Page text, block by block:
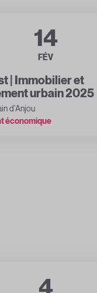
14
FÉV
| Immobilier et
urbain 2025
d'Anjou
économique
4